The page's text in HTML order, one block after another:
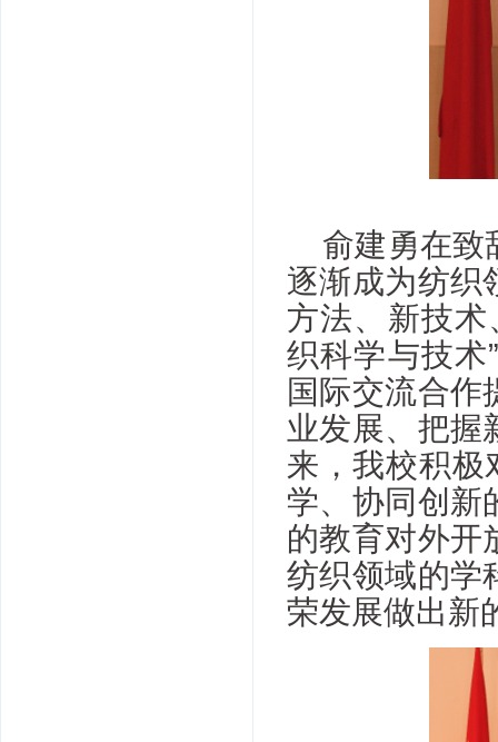
俞建勇在致
逐渐成为纺织
方法、新技术
织科学与技术
国际交流合作
业发展、把握
来，我校积极
学、协同创新
的教育对外开
纺织领域的学
荣发展做出新